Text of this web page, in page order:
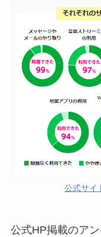
公式サイ
公式HP掲載のアン